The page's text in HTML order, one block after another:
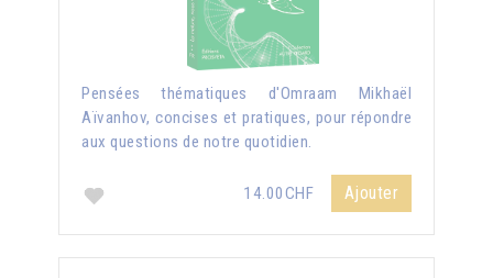
Pensées thématiques d'Omraam Mikhaël
Aïvanhov, concises et pratiques, pour répondre
aux questions de notre quotidien.
14.00CHF Ajouter